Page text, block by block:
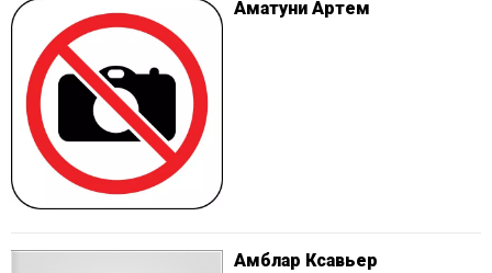
Аматуни Артем
Амблар Ксавьер